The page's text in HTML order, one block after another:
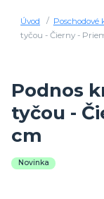
Úvod
tyčou - Čierny -
Podnos
tyčou -
cm
Novinka